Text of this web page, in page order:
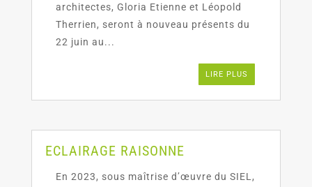
architectes, Gloria Etienne et Léopold
Therrien, seront à nouveau présents du
22 juin au...
LIRE PLUS
ECLAIRAGE RAISONNE
En 2023, sous maîtrise d’œuvre du SIEL,